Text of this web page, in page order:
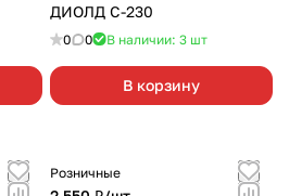
ДИОЛД С-230
0 0 В наличии: 3 шт
В корзину
Розничные